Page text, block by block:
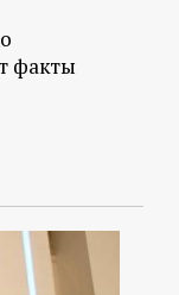
факты